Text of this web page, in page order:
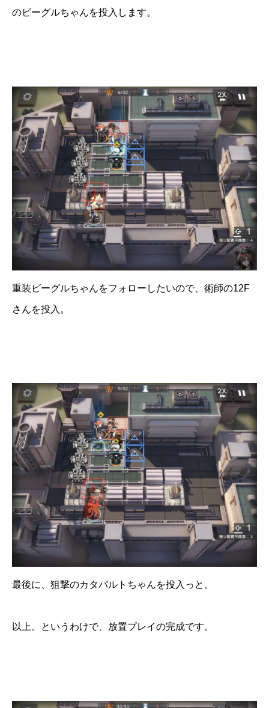
のビーグルちゃんを投入します。
重装ビーグルちゃんをフォローしたいので、術師の12F
さんを投入。
最後に、狙撃のカタパルトちゃんを投入っと。
以上。というわけで、放置プレイの完成です。